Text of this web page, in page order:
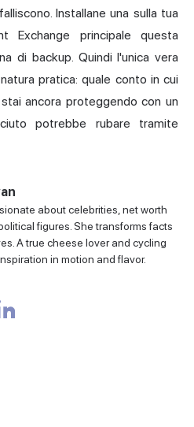
Installane una sulla tua
principale questa
di backup. Quindi l'unica vera
pratica: quale conto in cui
ancora proteggendo con un
potrebbe rubare tramite
about celebrities, net worth
figures. She transforms facts
A true cheese lover and cycling
in motion and flavor.